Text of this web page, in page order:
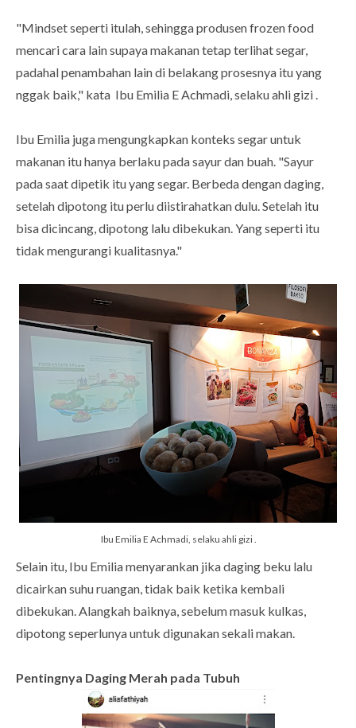
"Mindset seperti itulah, sehingga produsen frozen food
mencari cara lain supaya makanan tetap terlihat segar,
padahal penambahan lain di belakang prosesnya itu yang
nggak baik," kata Ibu Emilia E Achmadi, selaku ahli gizi .
Ibu Emilia juga mengungkapkan konteks segar untuk
makanan itu hanya berlaku pada sayur dan buah. "Sayur
pada saat dipetik itu yang segar. Berbeda dengan daging,
setelah dipotong itu perlu diistirahatkan dulu. Setelah itu
bisa dicincang, dipotong lalu dibekukan. Yang seperti itu
tidak mengurangi kualitasnya."
Ibu Emilia E Achmadi, selaku ahli gizi .
Selain itu, Ibu Emilia menyarankan jika daging beku lalu
dicairkan suhu ruangan, tidak baik ketika kembali
dibekukan. Alangkah baiknya, sebelum masuk kulkas,
dipotong seperlunya untuk digunakan sekali makan.
Pentingnya Daging Merah pada Tubuh